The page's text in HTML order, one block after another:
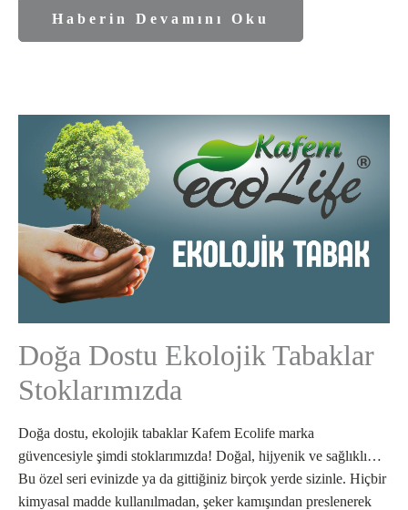
Haberin Devamını Oku
Doğa Dostu Ekolojik Tabaklar
Stoklarımızda
Doğa dostu, ekolojik tabaklar Kafem Ecolife marka
güvencesiyle şimdi stoklarımızda! Doğal, hijyenik ve sağlıklı…
Bu özel seri evinizde ya da gittiğiniz birçok yerde sizinle. Hiçbir
kimyasal madde kullanılmadan, şeker kamışından preslenerek